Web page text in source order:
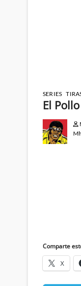
SERIES
El
Comparte
X